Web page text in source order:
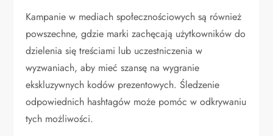
Kampanie w mediach społecznościowych są również
powszechne, gdzie marki zachęcają użytkowników do
dzielenia się treściami lub uczestniczenia w
wyzwaniach, aby mieć szansę na wygranie
ekskluzywnych kodów prezentowych. Śledzenie
odpowiednich hashtagów może pomóc w odkrywaniu
tych możliwości.